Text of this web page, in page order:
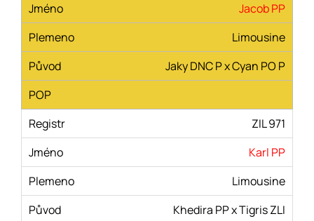
Jacob PP
Limousine
Jaky DNC P x Cyan PO P
ZIL 971
Karl PP
Limousine
Khedira PP x Tigris ZLI